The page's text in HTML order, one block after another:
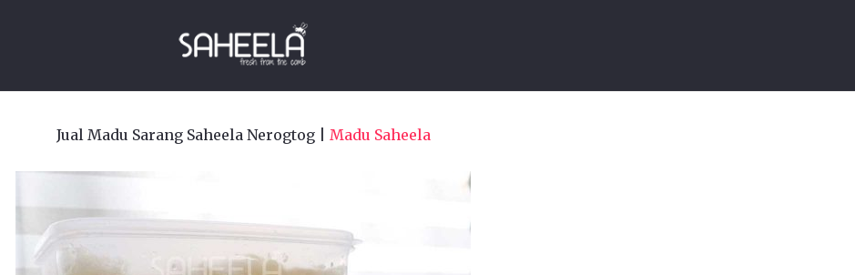
Jual Madu Sarang Saheela Nerogtog | Madu Saheela